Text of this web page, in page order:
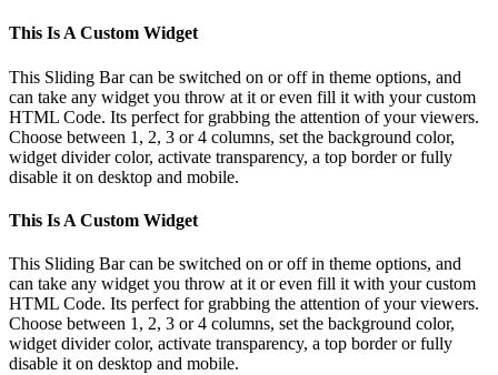
This Is A Custom Widget
This Sliding Bar can be switched on or off in theme options, and
can take any widget you throw at it or even fill it with your custom
HTML Code. Its perfect for grabbing the attention of your viewers.
Choose between 1, 2, 3 or 4 columns, set the background color,
widget divider color, activate transparency, a top border or fully
disable it on desktop and mobile.
This Is A Custom Widget
This Sliding Bar can be switched on or off in theme options, and
can take any widget you throw at it or even fill it with your custom
HTML Code. Its perfect for grabbing the attention of your viewers.
Choose between 1, 2, 3 or 4 columns, set the background color,
widget divider color, activate transparency, a top border or fully
disable it on desktop and mobile.